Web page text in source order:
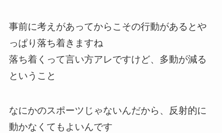
事前に考えがあってからこその行動があるとや
っぱり落ち着きますね
落ち着くって言い方アレですけど、多動が減る
ということ
なにかのスポーツじゃないんだから、反射的に
動かなくてもよいんです